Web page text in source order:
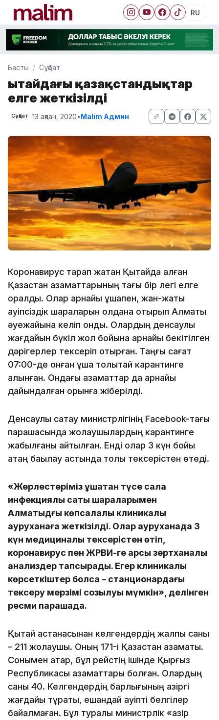
RU
Басты Сұқбат
Қытайдағы қазақстандықтар
елге жеткізілді
Сұқбат 13 ақпан, 2020•Malim Админ
Коронавирус тарап жатқан Қытайда қалған
Қазақстан азаматтарының тағы бір легі елге
оралды. Олар арнайы ұшақпен, жан-жақты
қауіпсіздік шараларын қолдана отырып Алматы
әуежайына келіп қонды. Олардың денсаулық
жағдайын бүкіл жол бойына арнайы бекітілген
дәрігерлер тексеріп отырған. Таңғы сағат
07:00-де қонған ұшақ толықтай карантинге
алынған. Ондағы азаматтар да арнайы
дайындалған орынға жіберілді.
Денсаулық сақтау министрлігінің Facebook-тағы
парақшасында жолаушылардың карантинге
жабылғаны айтылған. Енді олар 3 күн бойы
қатаң бақылау астында толық тексерістен өтеді.
«Жерлестеріміз ұшақтан түсе сала
инфекциялық сақтық шараларымен
Алматыдғы көпсалалы клиникалық
ауруханаға жеткізілді. Олар ауруханада 3
күн медициналық тексерістен өтіп,
коронавирус пен ЖРВИ-ге қарсы зертханалық
анализдер тапсырады. Егер клиникалық
көрсеткіштер болса – станционардағы
тексеру мерзімі созылуы мүмкін», делінген
ресми парақшада.
Қытай астанасынан келгендердің жалпы саны
– 211 жолаушы. Оның 171-і Қазақстан азаматы.
Сонымен қатар, бұл рейстің ішінде Қырғыз
Республикасы азаматтары болған. Олардың
саны 40. Келгендердің барлығының қазіргі
жағдайы тұрақты, ешқандай қауіпті белгілер
байқалмаған. Бұл туралы министрлік «қазір